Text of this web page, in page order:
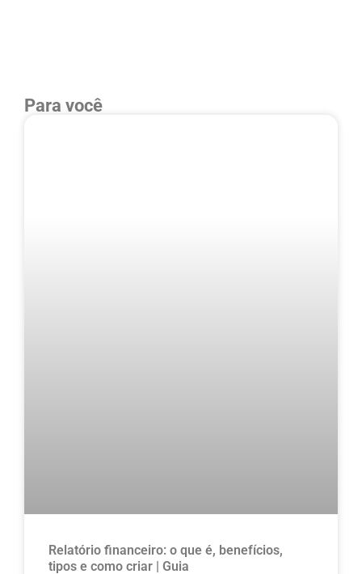
Para você
Relatório financeiro: o que é, benefícios,
tipos e como criar | Guia